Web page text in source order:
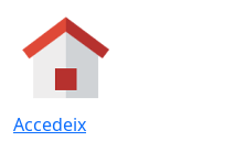
Accedeix